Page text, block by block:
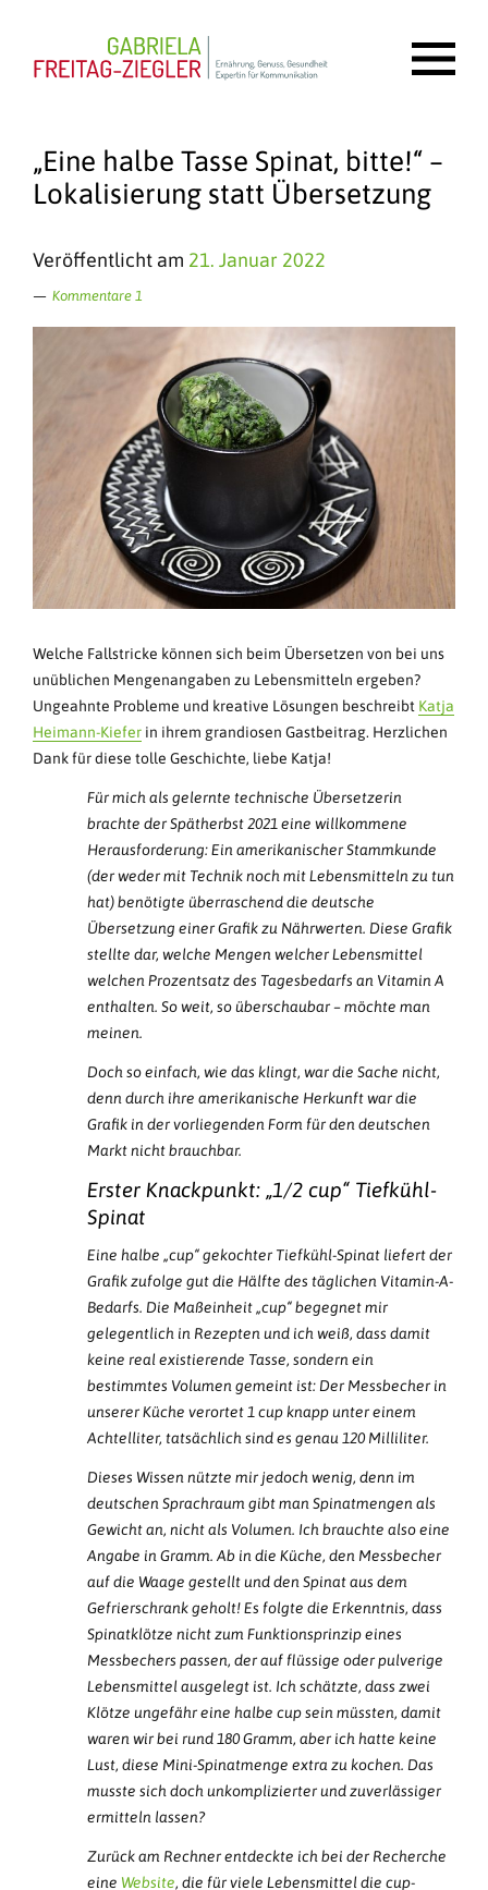
„Eine halbe Tasse Spinat, bitte!“ –
Lokalisierung statt Übersetzung
Veröffentlicht am 21. Januar 2022
Kommentare 1
Welche Fallstricke können sich beim Übersetzen von bei uns
unüblichen Mengenangaben zu Lebensmitteln ergeben?
Ungeahnte Probleme und kreative Lösungen beschreibt Katja
Heimann-Kiefer in ihrem grandiosen Gastbeitrag. Herzlichen
Dank für diese tolle Geschichte, liebe Katja!
Für mich als gelernte technische Übersetzerin
brachte der Spätherbst 2021 eine willkommene
Herausforderung: Ein amerikanischer Stammkunde
(der weder mit Technik noch mit Lebensmitteln zu tun
hat) benötigte überraschend die deutsche
Übersetzung einer Grafik zu Nährwerten. Diese Grafik
stellte dar, welche Mengen welcher Lebensmittel
welchen Prozentsatz des Tagesbedarfs an Vitamin A
enthalten. So weit, so überschaubar – möchte man
meinen.
Doch so einfach, wie das klingt, war die Sache nicht,
denn durch ihre amerikanische Herkunft war die
Grafik in der vorliegenden Form für den deutschen
Markt nicht brauchbar.
Erster Knackpunkt: „1/2 cup“ Tiefkühl-
Spinat
Eine halbe „cup“ gekochter Tiefkühl-Spinat liefert der
Grafik zufolge gut die Hälfte des täglichen Vitamin-A-
Bedarfs. Die Maßeinheit „cup“ begegnet mir
gelegentlich in Rezepten und ich weiß, dass damit
keine real existierende Tasse, sondern ein
bestimmtes Volumen gemeint ist: Der Messbecher in
unserer Küche verortet 1 cup knapp unter einem
Achtelliter, tatsächlich sind es genau 120 Milliliter.
Dieses Wissen nützte mir jedoch wenig, denn im
deutschen Sprachraum gibt man Spinatmengen als
Gewicht an, nicht als Volumen. Ich brauchte also eine
Angabe in Gramm. Ab in die Küche, den Messbecher
auf die Waage gestellt und den Spinat aus dem
Gefrierschrank geholt! Es folgte die Erkenntnis, dass
Spinatklötze nicht zum Funktionsprinzip eines
Messbechers passen, der auf flüssige oder pulverige
Lebensmittel ausgelegt ist. Ich schätzte, dass zwei
Klötze ungefähr eine halbe cup sein müssten, damit
waren wir bei rund 180 Gramm, aber ich hatte keine
Lust, diese Mini-Spinatmenge extra zu kochen. Das
musste sich doch unkomplizierter und zuverlässiger
ermitteln lassen?
Zurück am Rechner entdeckte ich bei der Recherche
eine Website, die für viele Lebensmittel die cup-